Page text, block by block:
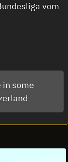
vom
some